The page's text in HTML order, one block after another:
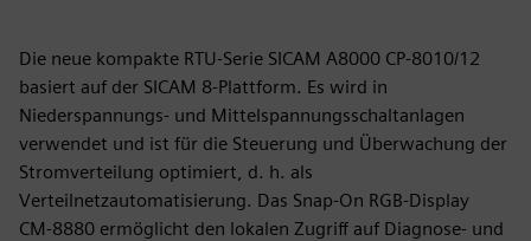
Die neue kompakte RTU-Serie SICAM A8000 CP-8010/12
basiert auf der SICAM 8-Plattform. Es wird in
Niederspannungs- und Mittelspannungsschaltanlagen
verwendet und ist für die Steuerung und Überwachung der
Stromverteilung optimiert, d. h. als
Verteilnetzautomatisierung. Das Snap-On RGB-Display
CM‑8880 ermöglicht den lokalen Zugriff auf Diagnose- und